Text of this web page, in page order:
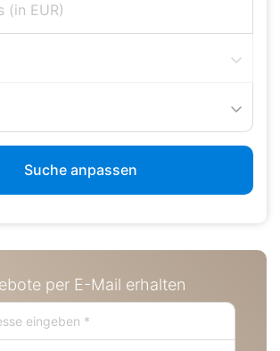
Suche anpassen
per E-Mail erhalten